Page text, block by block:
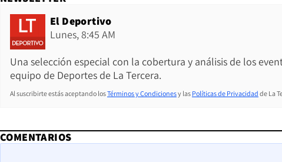
El Deportivo
Lunes, 8:45 AM
Una selección especial con la cobertura y análisis de los
equipo de Deportes de La Tercera.
Al suscribirte estás aceptando losTérminos y Condicionesy las Políticas de Privacidad de La
COMENTARIOS